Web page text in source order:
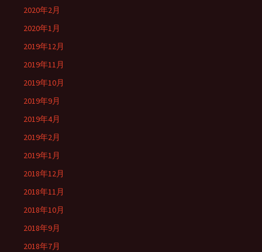
2020年2月
2020年1月
2019年12月
2019年11月
2019年10月
2019年9月
2019年4月
2019年2月
2019年1月
2018年12月
2018年11月
2018年10月
2018年9月
2018年7月